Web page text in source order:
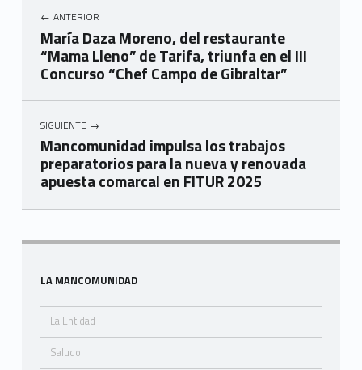
ANTERIOR
María Daza Moreno, del restaurante
“Mama Lleno” de Tarifa, triunfa en el III
Concurso “Chef Campo de Gibraltar”
SIGUIENTE
Mancomunidad impulsa los trabajos
preparatorios para la nueva y renovada
apuesta comarcal en FITUR 2025
Sidebar
LA MANCOMUNIDAD
La Entidad
Saludo